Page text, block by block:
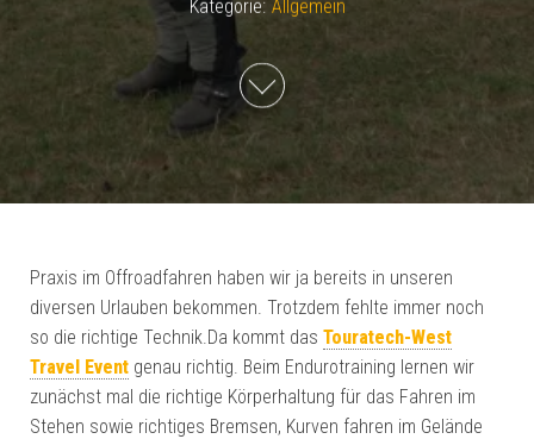
Kategorie: Allgemein
Praxis im Offroadfahren haben wir ja bereits in unseren
diversen Urlauben bekommen. Trotzdem fehlte immer noch
so die richtige Technik.Da kommt das Touratech-West
Travel Event genau richtig. Beim Endurotraining lernen wir
zunächst mal die richtige Körperhaltung für das Fahren im
Stehen sowie richtiges Bremsen, Kurven fahren im Gelände